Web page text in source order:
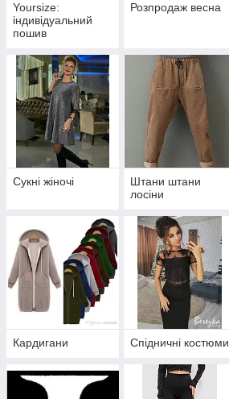
Yoursize:
індивідуальний
пошив
Розпродаж весна
Сукні жіночі
Штани штани
лосіни
Кардигани Спідничні костюми